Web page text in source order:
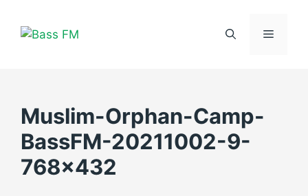
content
Menu
Muslim-Orphan-Camp-
BassFM-20211002-9-
768×432